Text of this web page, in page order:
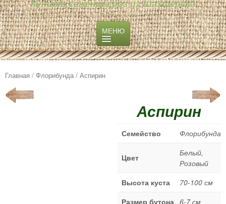
Купить саженцы роз из Шахтерска
МЕНЮ
О ПИТОМНИКЕ
МАГАЗИН
Главная / Флорибунда / Аспирин
Аспирин
Семейство Флорибунда
Цвет Белый,
Розовый
Высота куста
70-100 см
Размер бутона 6-7 см